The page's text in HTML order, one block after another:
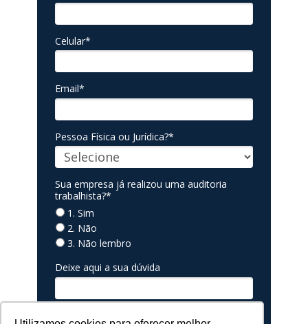
Celular*
Email*
Pessoa Física ou Jurídica?*
Sua empresa já realizou uma auditoria
trabalhista?*
1. Sim
2. Não
3. Não lembro
Deixe aqui a sua dúvida